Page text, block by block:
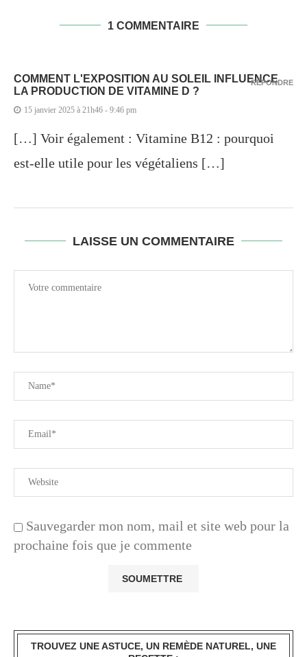
1 COMMENTAIRE
COMMENT L'EXPOSITION AU SOLEIL INFLUENCE
LA PRODUCTION DE VITAMINE D ?
15 janvier 2025 à 21h46 - 9:46 pm
[…] Voir également : Vitamine B12 : pourquoi
est-elle utile pour les végétaliens […]
RÉPONDRE
LAISSE UN COMMENTAIRE
Sauvegarder mon nom, mail et site web pour la
prochaine fois que je commente
TROUVEZ UNE ASTUCE, UN REMÈDE NATUREL, UNE